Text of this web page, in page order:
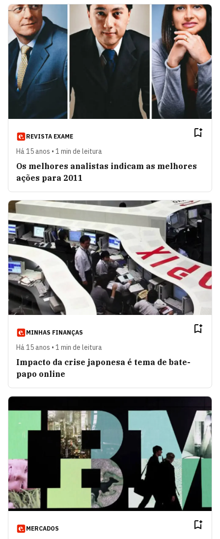
REVISTA EXAME
Há 15 anos • 1 min de leitura
Os melhores analistas indicam as melhores
ações para 2011
MINHAS FINANÇAS
Há 15 anos • 1 min de leitura
Impacto da crise japonesa é tema de bate-
papo online
MERCADOS